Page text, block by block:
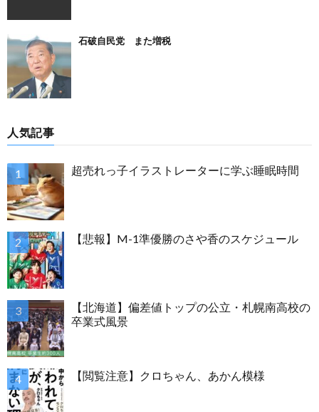
石破自民党 また増税
人気記事
超売れっ子イラストレーターに学ぶ睡眠時間
【悲報】M-1準優勝のさや香のスケジュール
【北海道】偏差値トップの公立・札幌南高校の
卒業式風景
【閲覧注意】クロちゃん、あかん模様